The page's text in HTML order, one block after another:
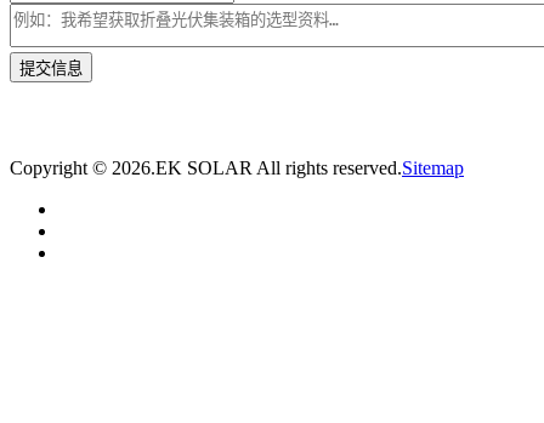
Copyright © 2026.EK SOLAR All rights reserved.Sitemap